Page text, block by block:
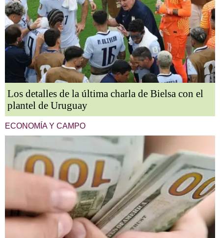
Los detalles de la última charla de Bielsa con el
plantel de Uruguay
ECONOMÍA Y CAMPO